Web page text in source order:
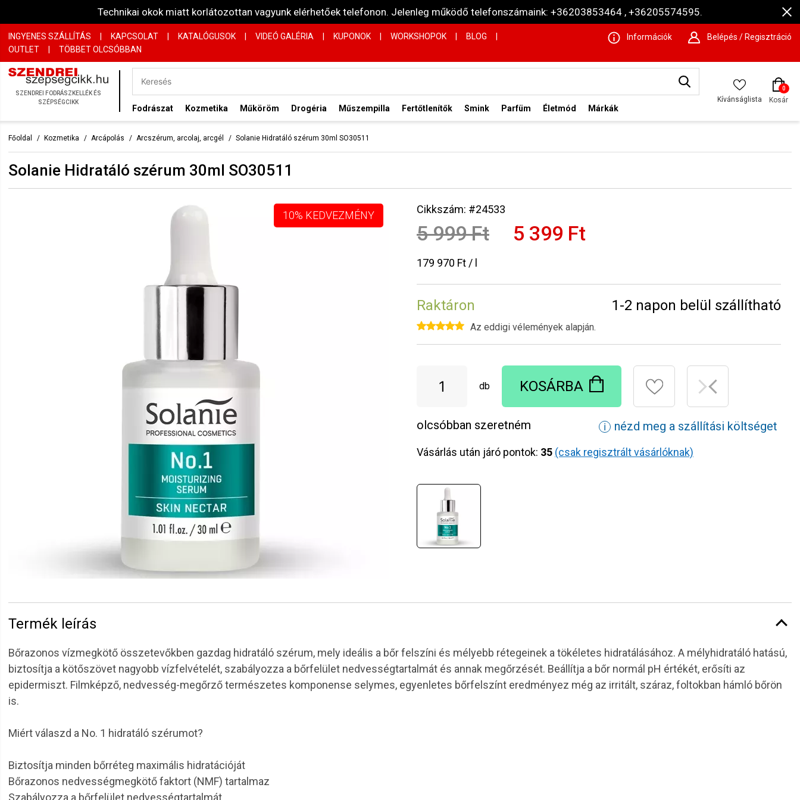
Technikai okok miatt korlátozottan vagyunk elérhetőek telefonon. Jelenleg működő telefonszámaink: +36203853464 , +36205574595.
INGYENES SZÁLLÍTÁS KAPCSOLAT KATALÓGUSOK VIDEÓ GALÉRIA KUPONOK WORKSHOPOK BLOG
OUTLET
| TÖBBET OLCSÓBBAN
Információk Belépés / Regisztráció
SZENDREI FODRÁSZKELLÉK ÉS
SZÉPSÉGCIKK
Fodrászat Kozmetika Műköröm Drogéria Műszempilla Fertőtlenítők Smink Parfüm Életmód Márkák
Kívánságlista
0
Kosár
Főoldal Kozmetika Arcápolás Arcszérum, arcolaj, arcgél Solanie Hidratáló szérum 30ml SO30511
Solanie Hidratáló szérum 30ml SO30511
10% KEDVEZMÉNY Cikkszám: #24533
5 999 Ft 5 399 Ft
179 970 Ft / l
Raktáron 1-2 napon belül szállítható
Az eddigi vélemények alapján.
db KOSÁRBA
olcsóbban szeretném ℹ nézd meg a szállítási költséget
Vásárlás után járó pontok: 35 (csak regisztrált vásárlóknak)
Termék leírás
Bőrazonos vízmegkötő összetevőkben gazdag hidratáló szérum, mely ideális a bőr felszíni és mélyebb rétegeinek a tökéletes hidratálásához. A mélyhidratáló hatású,
biztosítja a kötőszövet nagyobb vízfelvételét, szabályozza a bőrfelület nedvességtartalmát és annak megőrzését. Beállítja a bőr normál pH értékét, erősíti az
epidermiszt. Filmképző, nedvesség-megőrző természetes komponense selymes, egyenletes bőrfelszínt eredményez még az irritált, száraz, foltokban hámló bőrön
is.
Miért válaszd a No. 1 hidratáló szérumot?
Biztosítja minden bőrréteg maximális hidratációját
Bőrazonos nedvességmegkötő faktort (NMF) tartalmaz
Szabályozza a bőrfelület nedvességtartalmát